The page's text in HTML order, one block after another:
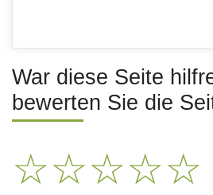
War diese Seite
bewerten Sie die
☆☆☆☆☆